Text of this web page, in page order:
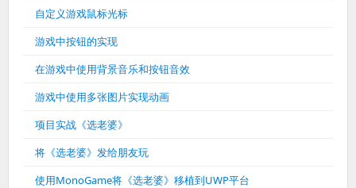
自定义游戏鼠标光标
游戏中按钮的实现
在游戏中使用背景音乐和按钮音效
游戏中使用多张图片实现动画
项目实战《选老婆》
将《选老婆》发给朋友玩
使用MonoGame将《选老婆》移植到UWP平台